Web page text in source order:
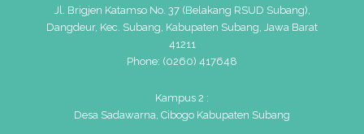
Jl. Brigjen Katamso No. 37 (Belakang RSUD Subang),
Dangdeur, Kec. Subang, Kabupaten Subang, Jawa Barat
41211
Phone: (0260) 417648
Kampus 2 :
Desa Sadawarna, Cibogo Kabupaten Subang